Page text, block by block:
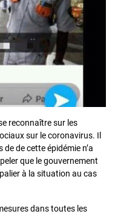
reconnaître sur les
sur le coronavirus. Il
de cette épidémie n’a
que le gouvernement
à la situation au cas
dans toutes les